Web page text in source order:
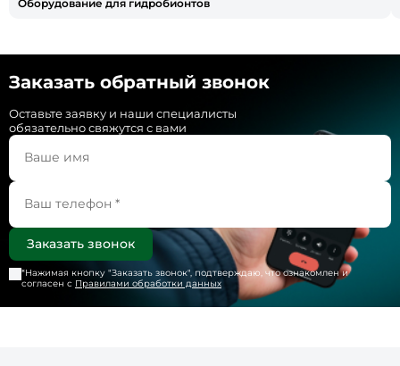
Оборудование для гидробионтов
Заказать обратный звонок
Оставьте заявку и наши специалисты
обязательно свяжутся с вами
*Нажимая кнопку "Заказать звонок", подтверждаю, что ознакомлен и
согласен с Правилами обработки данных